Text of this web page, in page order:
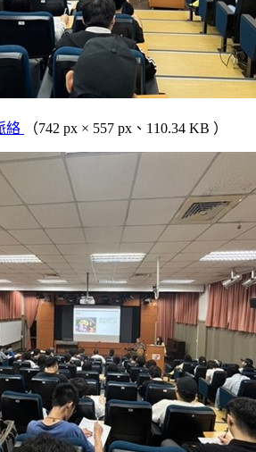
絡 （742 px × 557 px、110.34 KB ）